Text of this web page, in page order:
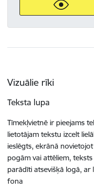
Vizuālie rīki
Teksta lupa
Tīmekļvietnē ir pieejams
lietotājam tekstu izcelt
ieslēgts, ekrānā
pogām vai attēliem,
parādīti atsevišķā logā,
fona